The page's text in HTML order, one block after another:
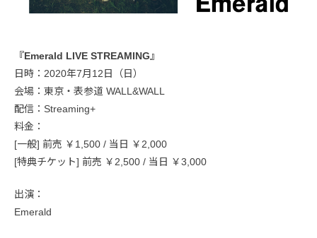
『Emerald LIVE STREAMING』
日時：2020年7月12日（日）
会場：東京・表参道 WALL&WALL
配信：Streaming+
料金：
[一般] 前売 ￥1,500 / 当日 ￥2,000
[特典チケット] 前売 ￥2,500 / 当日 ￥3,000
出演：
Emerald